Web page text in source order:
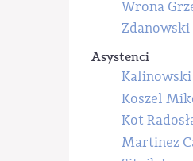
Wrona
Asystenci
Koszel
Kot
Martinez